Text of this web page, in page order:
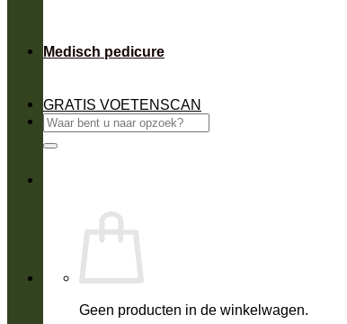
Medisch pedicure
GRATIS VOETENSCAN
Zoeken
naar:
Geen producten in de winkelwagen.